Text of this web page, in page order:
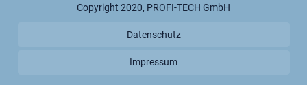
Copyright 2020, PROFI-TECH GmbH
Datenschutz
Impressum